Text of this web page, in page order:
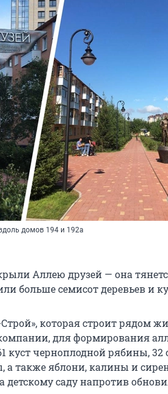
домов 194 и 192а
Аллею друзей — она
больше семисот деревьев и
которая строит рядом
для формирования
куст черноплодной рябины, 32
а также яблони, калины и
саду напротив